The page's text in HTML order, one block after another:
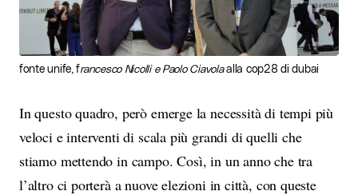
fonte unife, francesco Nicolli e Paolo Ciavolaalla cop28 di dubai
In questo quadro, però emerge la necessità di tempi più
veloci e interventi di scala più grandi di quelli che
stiamo mettendo in campo. Così, in un anno che tra
l’altro ci porterà a nuove elezioni in città, con queste